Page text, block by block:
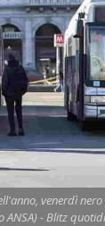
venerdì
ANSA) - Blitz